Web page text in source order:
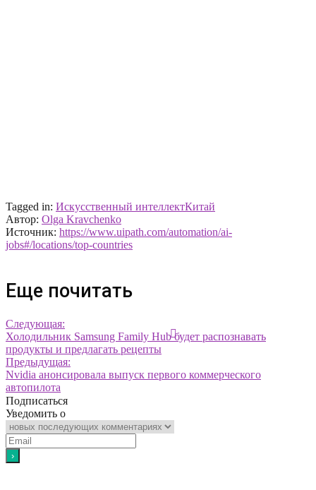
Tagged in: Искусственный интеллектКитай
Автор: Olga Kravchenko
Источник: https://www.uipath.com/automation/ai-
jobs#/locations/top-countries
Еще почитать
Следующая:
Холодильник Samsung Family Hub будет распознавать
продукты и предлагать рецепты
Предыдущая:
Nvidia анонсировала выпуск первого коммерческого
автопилота
Подписаться
Уведомить о